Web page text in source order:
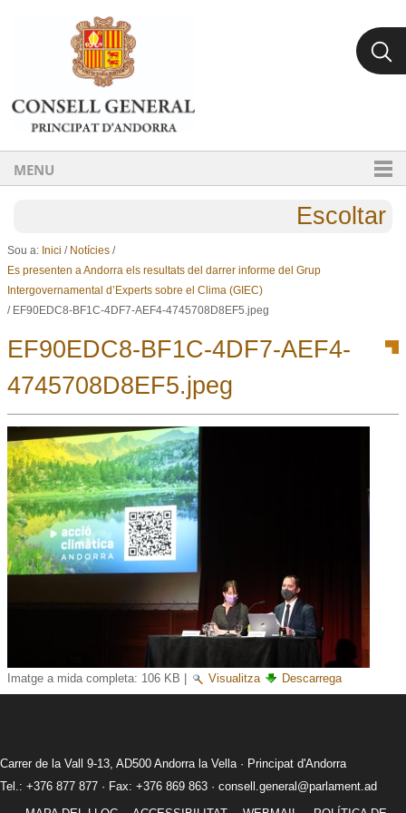
Ves al contingut.
Salta a la navegació
MENU
Escoltar
Sou a: Inici / Notícies /
Es presenten a Andorra els resultats del darrer informe del Grup
Intergovernamental d’Experts sobre el Clima (GIEC)
/ EF90EDC8-BF1C-4DF7-AEF4-4745708D8EF5.jpeg
EF90EDC8-BF1C-4DF7-AEF4-
4745708D8EF5.jpeg
Imatge a mida completa: 106 KB Visualitza Descarrega
Carrer de la Vall 9-13, AD500 Andorra la Vella · Principat d'Andorra
Tel.: +376 877 877 · Fax: +376 869 863 · consell.general@parlament.ad